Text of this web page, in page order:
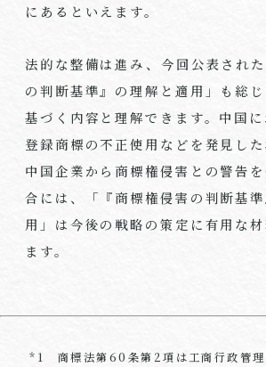
にあるといえます。
法的な整備は進み、今回公表され
の判断基準』の理解と適用」も総
基づく内容と理解できます。中国
登録商標の不正使用などを発見し
中国企業から商標権侵害との警告
合には、「『商標権侵害の判断基
用」は今後の戦略の策定に有用な
ます。
*1 商標法第60条第2項は工商行政管理